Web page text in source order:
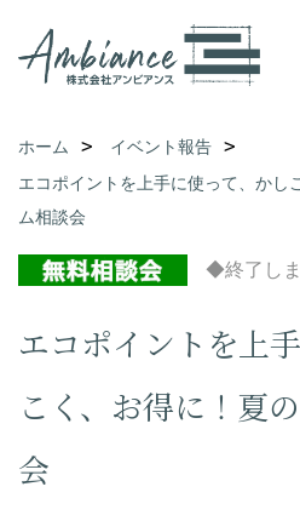
ホーム
イベント報告
エコポイントを上手に使って、かし
ム相談会
◆終了し
エコポイントを上
こく、お得に！夏
会